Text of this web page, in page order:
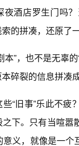
夜酒店罗生门吗
的拼凑，还原了
本”，也不是无辜
碎裂的信息拼凑
“旧事”乐此不
下。只有当喧
义，就像是一